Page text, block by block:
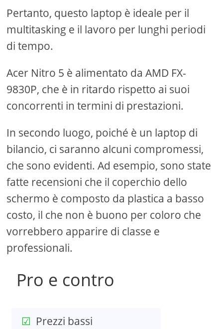
Pertanto, questo laptop è ideale per il
multitasking e il lavoro per lunghi periodi
di tempo.
Acer Nitro 5 è alimentato da AMD FX-
9830P, che è in ritardo rispetto ai suoi
concorrenti in termini di prestazioni.
In secondo luogo, poiché è un laptop di
bilancio, ci saranno alcuni compromessi,
che sono evidenti. Ad esempio, sono state
fatte recensioni che il coperchio dello
schermo è composto da plastica a basso
costo, il che non è buono per coloro che
vorrebbero apparire di classe e
professionali.
Pro e contro
Prezzi bassi